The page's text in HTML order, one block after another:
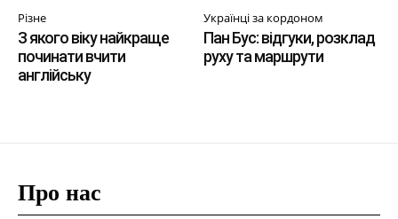
Різне
З якого віку найкраще
починати вчити
англійську
Українці за кордоном
Пан Бус: відгуки, розклад
руху та маршрути
Про нас